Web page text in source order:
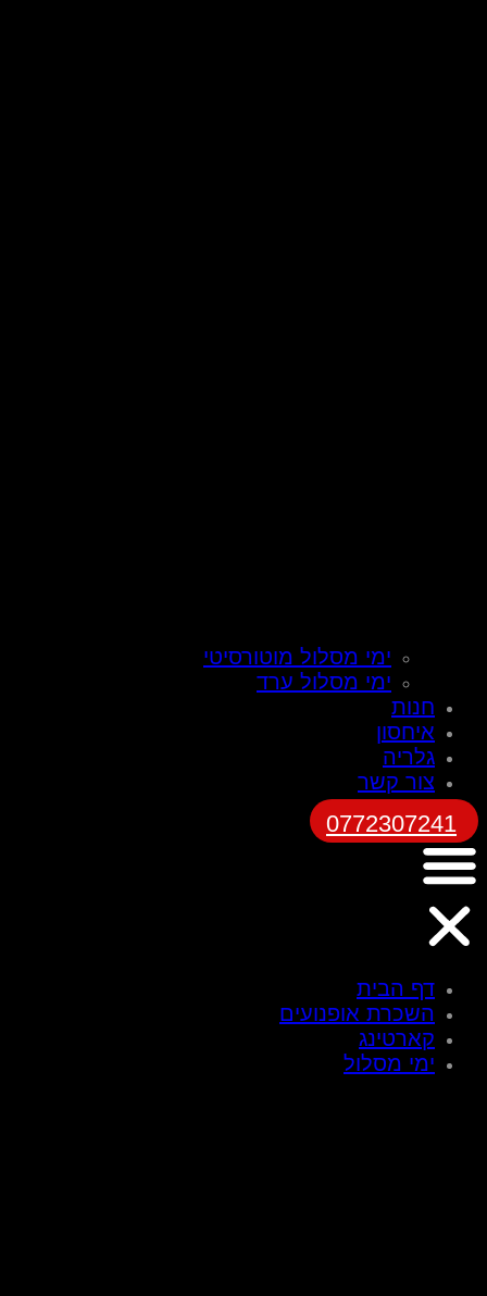
ימי מסלול מוטורסיטי
ימי מסלול ערד
חנות
איחסון
גלריה
צור קשר
0772307241
דף הבית
השכרת אופנועים
קארטינג
ימי מסלול